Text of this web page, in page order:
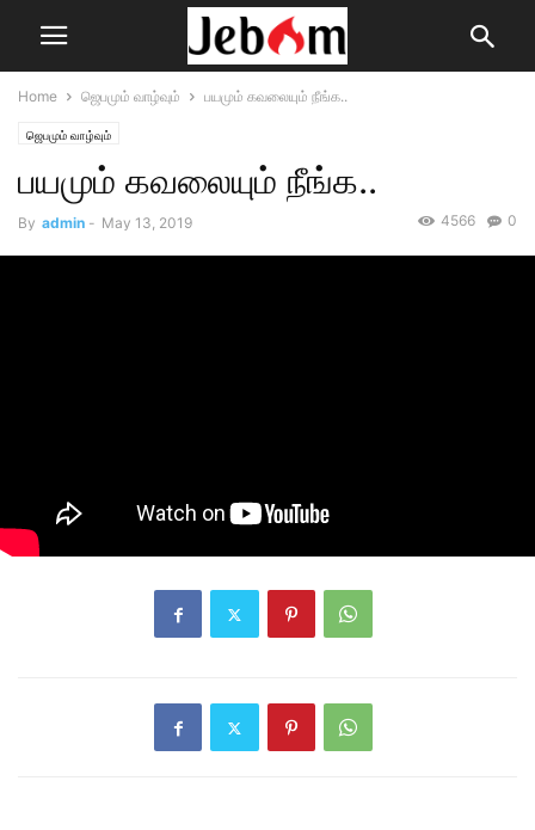
Home ஜெபமும் வாழ்வும் பயமும் கவலையும் நீங்க..
ஜெபமும் வாழ்வும்
பயமும் கவலையும் நீங்க..
By admin - May 13, 2019 0
4566